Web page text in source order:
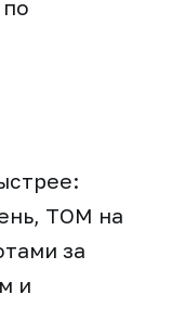
ТОМ на
за
и